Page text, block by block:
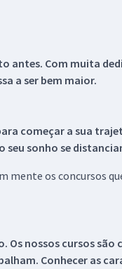
antes. Com muita
a ser bem maior.
começar a sua
seu sonho se
mente os concursos
Os nossos cursos
Conhecer as